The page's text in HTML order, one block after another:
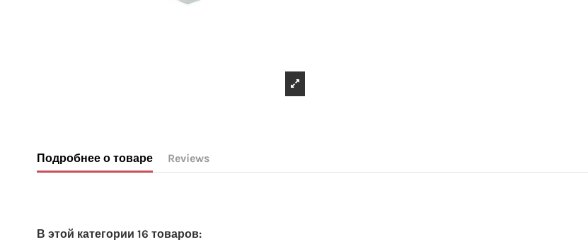
Подробнее о товаре Reviews
В этой категории 16 товаров: